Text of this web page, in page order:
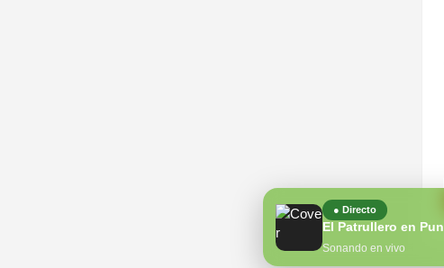
● Directo
Sonando en vivo